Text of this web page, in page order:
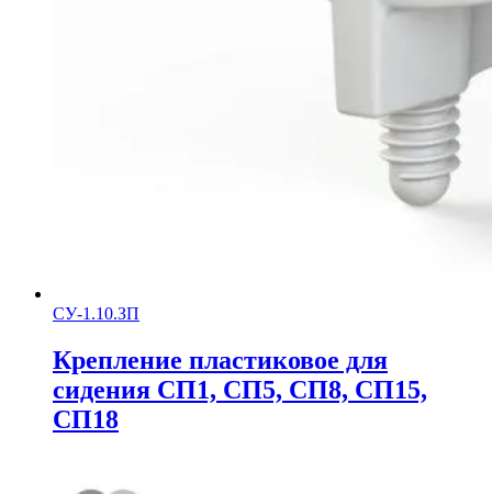
СУ-1.10.ЗП
Крепление пластиковое для
сидения СП1, СП5, СП8, СП15,
СП18